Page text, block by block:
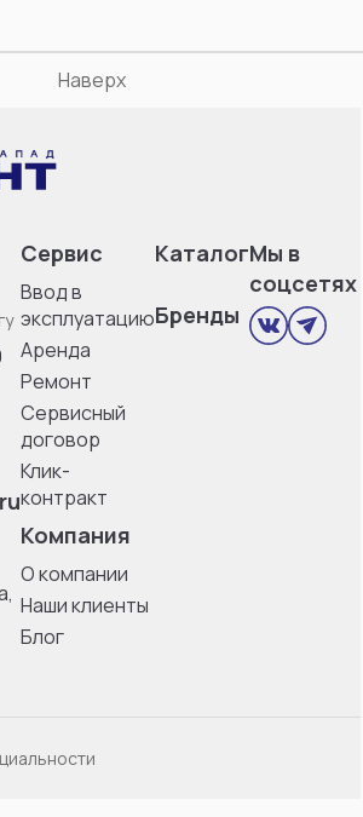
Наверх
Сервис
Ввод в
эксплуатацию
Аренда
Ремонт
Сервисный
договор
Клик-
контракт
Компания
О компании
Наши клиенты
Блог
Каталог
Бренды
Мы в
соцсетях